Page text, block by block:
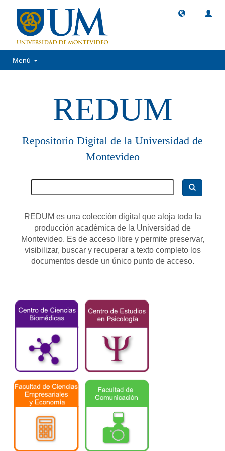
Menú
REDUM
Repositorio Digital de la Universidad de
Montevideo
REDUM es una colección digital que aloja toda la
producción académica de la Universidad de
Montevideo. Es de acceso libre y permite preservar,
visibilizar, buscar y recuperar a texto completo los
documentos desde un único punto de acceso.